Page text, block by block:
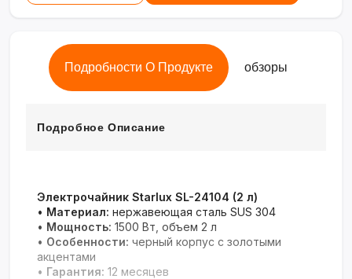
Подробности О Продукте обзоры
Подробное Описание
Электрочайник Starlux SL-24104 (2 л)
• Материал: нержавеющая сталь SUS 304
• Мощность: 1500 Вт, объем 2 л
• Особенности: черный корпус с золотыми
акцентами
• Гарантия: 12 месяцев